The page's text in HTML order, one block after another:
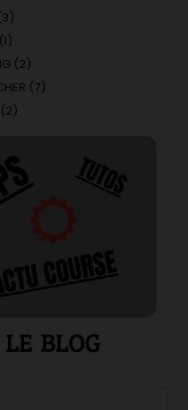
(1)
(2)
(7)
(2)